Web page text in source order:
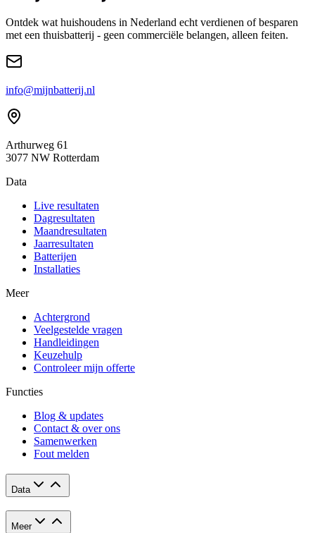
Ontdek wat huishoudens in Nederland echt verdienen of besparen
met een thuisbatterij - geen commerciële belangen, alleen feiten.
info@mijnbatterij.nl
Arthurweg 61
3077 NW Rotterdam
Data
Live resultaten
Dagresultaten
Maandresultaten
Jaarresultaten
Batterijen
Installaties
Meer
Achtergrond
Veelgestelde vragen
Handleidingen
Keuzehulp
Controleer mijn offerte
Functies
Blog & updates
Contact & over ons
Samenwerken
Fout melden
Data
Meer